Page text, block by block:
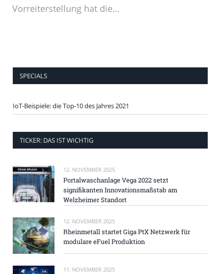
Vorreiterstellung hat die…
SPECIALS
IoT-Beispiele: die Top-10 des Jahres 2021
TICKER: DAS IST WICHTIG
12. NOVEMBER 2025
Portalwaschanlage Vega 2022 setzt
signifikanten Innovationsmaßstab am
Welzheimer Standort
12. NOVEMBER 2025
Rheinmetall startet Giga PtX Netzwerk für
modulare eFuel Produktion
11. NOVEMBER 2025